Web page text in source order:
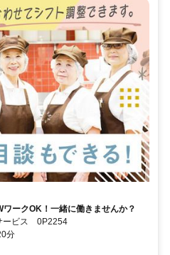
ークOK！一緒に働きませんか？
ービス 0P2254
分